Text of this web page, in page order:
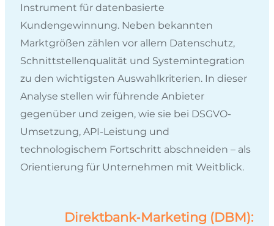
Instrument für datenbasierte
Kundengewinnung. Neben bekannten
Marktgrößen zählen vor allem Datenschutz,
Schnittstellenqualität und Systemintegration
zu den wichtigsten Auswahlkriterien. In dieser
Analyse stellen wir führende Anbieter
gegenüber und zeigen, wie sie bei DSGVO-
Umsetzung, API-Leistung und
technologischem Fortschritt abschneiden – als
Orientierung für Unternehmen mit Weitblick.
Direktbank‑Marketing (DBM):